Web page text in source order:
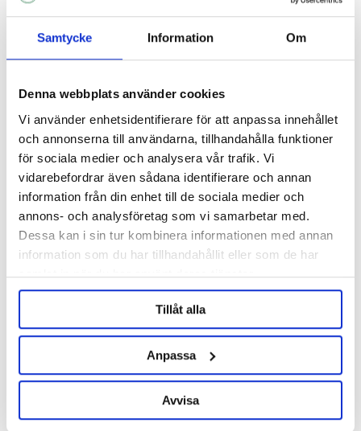
Samtycke Information Om
Denna webbplats använder cookies
Vi använder enhetsidentifierare för att anpassa innehållet
och annonserna till användarna, tillhandahålla funktioner
för sociala medier och analysera vår trafik. Vi
vidarebefordrar även sådana identifierare och annan
information från din enhet till de sociala medier och
annons- och analysföretag som vi samarbetar med.
Dessa kan i sin tur kombinera informationen med annan
information som du har tillhandahållit eller som de har
samlat in när du har använt deras tjänster.
Tillåt alla
Anpassa
Avvisa
Hopsteiner
Saphir Pellets 2025 100g
Hopsteiner
Saphir Pellets 2025 5Kg
ANDRA KÖPTE ÄVEN